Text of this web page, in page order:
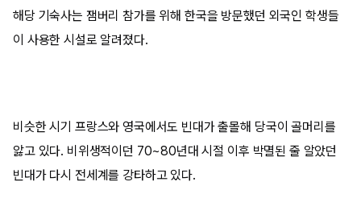
해당 기숙사는 잼버리 참가를 위해 한국을 방문했던 외국인 학생들
이 사용한 시설로 알려졌다.
비슷한 시기 프랑스와 영국에서도 빈대가 출몰해 당국이 골머리를
앓고 있다. 비위생적이던 70~80년대 시절 이후 박멸된 줄 알았던
빈대가 다시 전세계를 강타하고 있다.